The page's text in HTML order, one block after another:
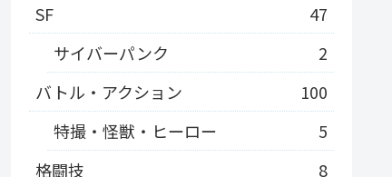
SF
47
サイバーパンク
2
バトル・アクション
100
特撮・怪獣・ヒーロー
5
格闘技
8